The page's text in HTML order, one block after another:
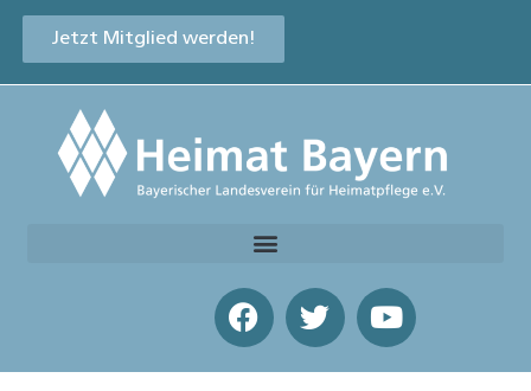
Jetzt Mitglied werden!